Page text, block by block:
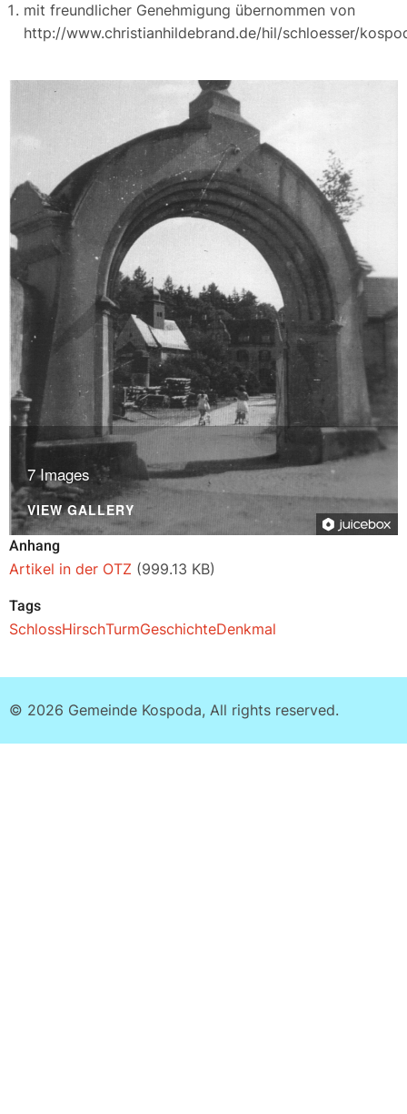
mit freundlicher Genehmigung übernommen von
http://www.christianhildebrand.de/hil/schloesser/
7 Images
VIEW GALLERY
Anhang
Artikel in der OTZ (999.13 KB)
Tags
SchlossHirschTurmGeschichteDenkmal
© 2026 Gemeinde Kospoda, All rights reserved.